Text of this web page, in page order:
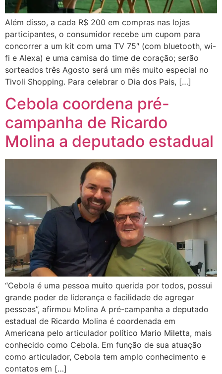
Além disso, a cada R$ 200 em compras nas lojas
participantes, o consumidor recebe um cupom para
concorrer a um kit com uma TV 75″ (com bluetooth, wi-
fi e Alexa) e uma camisa do time de coração; serão
sorteados três Agosto será um mês muito especial no
Tivoli Shopping. Para celebrar o Dia dos Pais, […]
Cebola coordena pré-
campanha de Ricardo
Molina a deputado estadual
“Cebola é uma pessoa muito querida por todos, possui
grande poder de liderança e facilidade de agregar
pessoas”, afirmou Molina A pré-campanha a deputado
estadual de Ricardo Molina é coordenada em
Americana pelo articulador político Mario Miletta, mais
conhecido como Cebola. Em função de sua atuação
como articulador, Cebola tem amplo conhecimento e
contatos em […]